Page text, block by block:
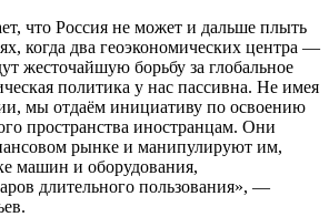
что Россия не может и дальше плыть
когда два геоэкономических центра —
борьбу за глобальное
политика у нас пассивна. Не имея
мы отдаём инициативу по освоению
пространства иностранцам. Они
рынке и манипулируют им,
машин и оборудования,
длительного пользования», —